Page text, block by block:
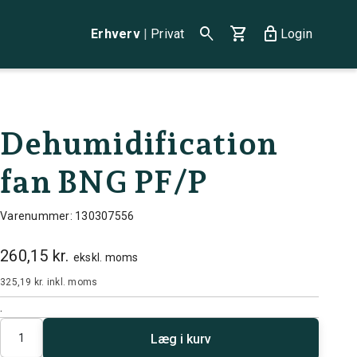
Erhverv | Privat search shopping_cart lock Login
Dehumidification
fan BNG PF/P
Varenummer: 130307556
260,15 kr. ekskl. moms
325,19 kr. inkl. moms
.
Antal
Læg i kurv